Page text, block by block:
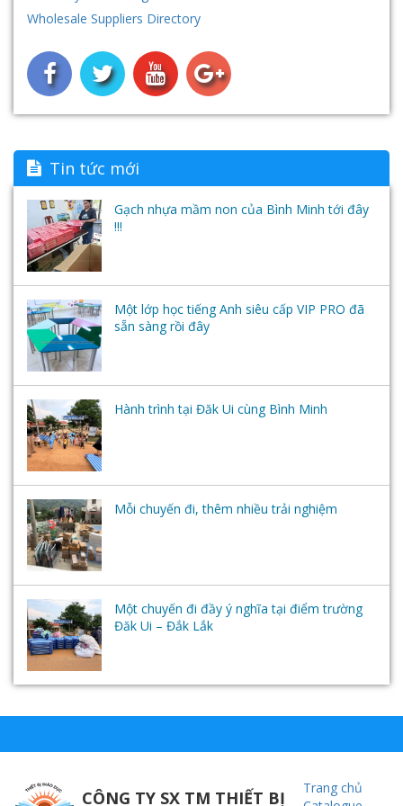
Nhà khối - Nhà chức năng
Nội thất nhựa
Hệ thống máy tính - Phần mềm học ngoại ngữ-
Tai nghe
Wholesale Suppliers Directory
Tin tức mới
Gạch nhựa mầm non của Bình Minh tới đây
!!!
Một lớp học tiếng Anh siêu cấp VIP PRO đã
sẵn sàng rồi đây
Hành trình tại Đăk Ui cùng Bình Minh
Mỗi chuyến đi, thêm nhiều trải nghiệm
Một chuyến đi đầy ý nghĩa tại điểm trường
Đăk Ui – Đắk Lắk
CÔNG TY SX TM THIẾT BỊ
Trang chủ